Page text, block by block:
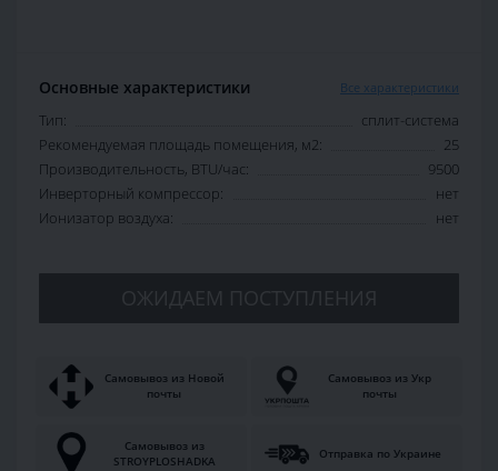
Основные характеристики Все характеристики
Тип:
сплит-система
Рекомендуемая площадь помещения, м2:
25
Производительность, BTU/час:
9500
Инверторный компрессор:
нет
Ионизатор воздуха:
нет
ОЖИДАЕМ ПОСТУПЛЕНИЯ
Самовывоз из Новой
почты
Самовывоз из Укр
почты
Самовывоз из
STROYPLOSHADKA
Отправка по Украине